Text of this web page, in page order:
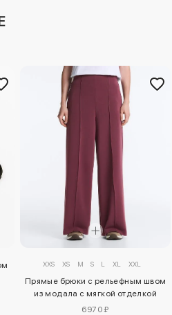
XXS XS M S L XL XXL
Прямые брюки с рельефным швом
из модала с мягкой отделкой
6970 ₽